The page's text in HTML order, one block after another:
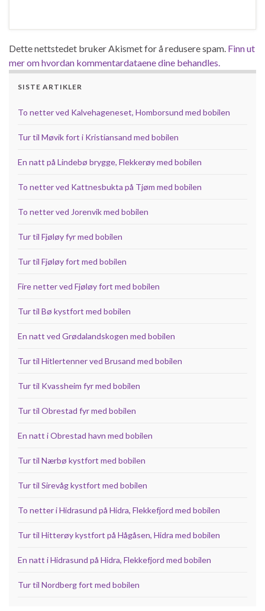
Dette nettstedet bruker Akismet for å redusere spam. Finn ut
mer om hvordan kommentardataene dine behandles.
SISTE ARTIKLER
To netter ved Kalvehageneset, Homborsund med bobilen
Tur til Møvik fort i Kristiansand med bobilen
En natt på Lindebø brygge, Flekkerøy med bobilen
To netter ved Kattnesbukta på Tjøm med bobilen
To netter ved Jorenvik med bobilen
Tur til Fjøløy fyr med bobilen
Tur til Fjøløy fort med bobilen
Fire netter ved Fjøløy fort med bobilen
Tur til Bø kystfort med bobilen
En natt ved Grødalandskogen med bobilen
Tur til Hitlertenner ved Brusand med bobilen
Tur til Kvassheim fyr med bobilen
Tur til Obrestad fyr med bobilen
En natt i Obrestad havn med bobilen
Tur til Nærbø kystfort med bobilen
Tur til Sirevåg kystfort med bobilen
To netter i Hidrasund på Hidra, Flekkefjord med bobilen
Tur til Hitterøy kystfort på Hågåsen, Hidra med bobilen
En natt i Hidrasund på Hidra, Flekkefjord med bobilen
Tur til Nordberg fort med bobilen